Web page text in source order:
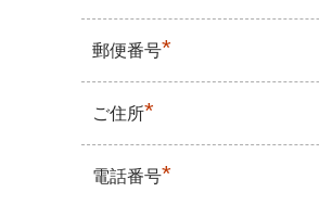
郵便番号*
ご住所*
電話番号*